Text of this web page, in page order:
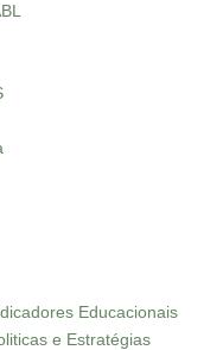
Educacionais
e Estratégias